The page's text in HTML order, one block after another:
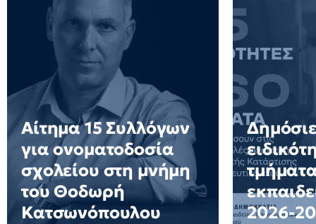
Αίτημα 15 Συλλόγων
για ονοματοδοσία
σχολείου στη μνήμη
του Θοδωρή
Κατσωνόπουλου
2026-